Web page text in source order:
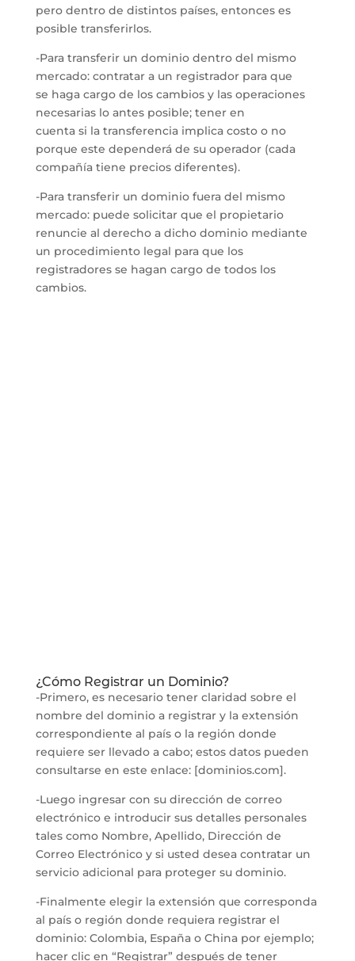
pero dentro de distintos países, entonces es
posible transferirlos.
-Para transferir un dominio dentro del mismo
mercado: contratar a un registrador para que
se haga cargo de los cambios y las operaciones
necesarias lo antes posible; tener en
cuenta si la transferencia implica costo o no
porque este dependerá de su operador (cada
compañía tiene precios diferentes).
-Para transferir un dominio fuera del mismo
mercado: puede solicitar que el propietario
renuncie al derecho a dicho dominio mediante
un procedimiento legal para que los
registradores se hagan cargo de todos los
cambios.
¿Cómo Registrar un Dominio?
-Primero, es necesario tener claridad sobre el
nombre del dominio a registrar y la extensión
correspondiente al país o la región donde
requiere ser llevado a cabo; estos datos pueden
consultarse en este enlace: [dominios.com].
-Luego ingresar con su dirección de correo
electrónico e introducir sus detalles personales
tales como Nombre, Apellido, Dirección de
Correo Electrónico y si usted desea contratar un
servicio adicional para proteger su dominio.
-Finalmente elegir la extensión que corresponda
al país o región donde requiera registrar el
dominio: Colombia, España o China por ejemplo;
hacer clic en “Registrar” después de tener